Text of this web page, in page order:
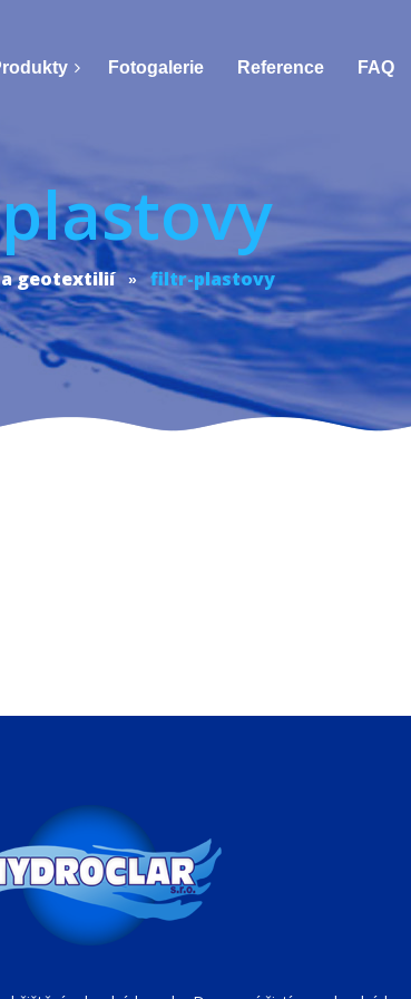
Fotogalerie Reference FAQ
geotextilií filtr-plastovy